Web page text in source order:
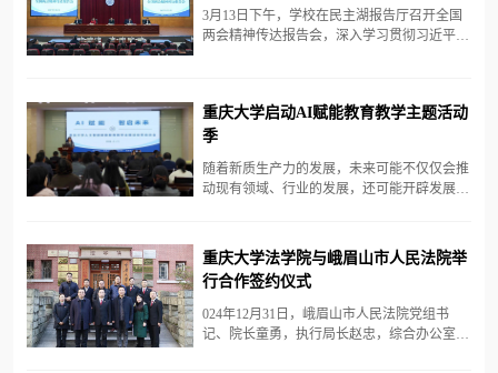
全体党员及部分优秀学生代表参加了本次活
动。​ 活动伊始，与会师生观看法援中心红
3月13日下午，学校在民主湖报告厅召开全国
两会精神传达报告会，深入学习贯彻习近平总
表团审议、看望参加政协会议的民盟民进教育
界委员、出席解放军和武警部队代表团全体会
程院院士、校长王树新，全国人大代表、中国
工程院院士、重庆市科协主席潘复生和全国...
重庆大学启动AI赋能教育教学主题活动
季
随着新质生产力的发展，未来可能不仅仅会推
动现有领域、行业的发展，还可能开辟发展出
极推进数字产业化、产业数字化，促进数字技
术和实体经济深度融合。深化大数据、人工智
能等研发应用，开展“人工智能+”行动，打造
具有国际竞争力的数字产业集群。3月11日下
午，重庆大学“AI赋能 智启未来”人工智能赋能
重庆大学法学院与峨眉山市人民法院举
行合作签约仪式
024年12月31日，峨眉山市人民法院党组书
记、院长童勇，执行局长赵忠，综合办公室主